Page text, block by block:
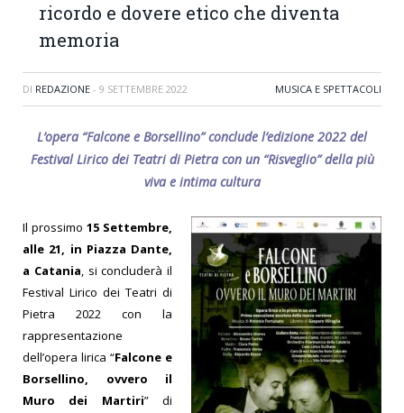
ricordo e dovere etico che diventa
memoria
DI REDAZIONE - 9 SETTEMBRE 2022 MUSICA E SPETTACOLI
L’opera “Falcone e Borsellino” conclude l’edizione 2022 del
Festival Lirico dei Teatri di Pietra con un “Risveglio” della più
viva e intima cultura
Il prossimo 15 Settembre,
alle 21, in Piazza Dante,
a Catania, si concluderà il
Festival Lirico dei Teatri di
Pietra 2022 con la
rappresentazione
dell’opera lirica “Falcone e
Borsellino, ovvero il
Muro dei Martiri” di